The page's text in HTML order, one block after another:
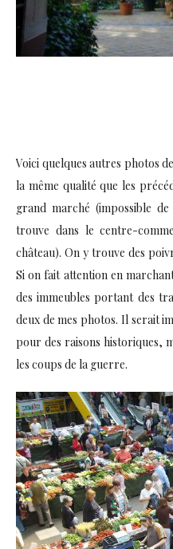
Voici quelques autres photos
la même qualité que les
grand marché (impossible
trouve dans le centre-
château). On y trouve des
Si on fait attention en
des immeubles portant des
deux de mes photos. Il serait
pour des raisons historiques,
les coups de la guerre.